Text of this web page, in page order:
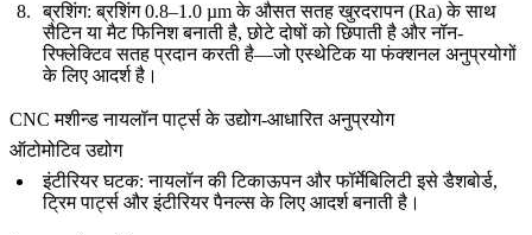
ब्रशिंग: ब्रशिंग0.8–1.0 µmकेऔसत सतह खुरदरापन (Ra)के साथ
सैटिन या मैट फिनिश बनाती है, छोटे दोषों को छिपाती है और नॉन-
रिफ्लेक्टिव सतह प्रदान करती है—जो एस्थेटिक या फंक्शनल अनुप्रयोगों
के लिए आदर्श है।
CNC मशीन्ड नायलॉन पार्ट्स के उद्योग-आधारित अनुप्रयोग
ऑटोमोटिव उद्योग
इंटीरियर घटक: नायलॉन की टिकाऊपन और फॉर्मेबिलिटी इसे डैशबोर्ड,
ट्रिम पार्ट्स और इंटीरियर पैनल्स के लिए आदर्श बनाती है।